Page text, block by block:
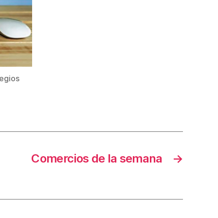
→
Comercios de la semana